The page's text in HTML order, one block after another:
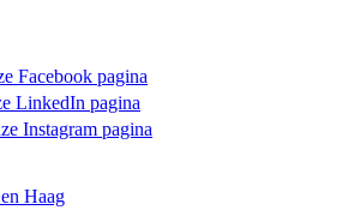
Facebook pagina
LinkedIn pagina
Instagram pagina
Haag